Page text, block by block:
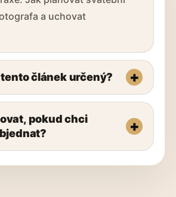
a uchovat
tento článek určený?
pokud chci